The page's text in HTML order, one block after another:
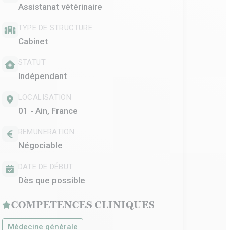
Assistanat vétérinaire
TYPE DE STRUCTURE
Cabinet
STATUT
Indépendant
LOCALISATION
01 - Ain, France
REMUNERATION
Négociable
DATE DE DÉBUT
Dès que possible
COMPETENCES CLINIQUES
Médecine générale